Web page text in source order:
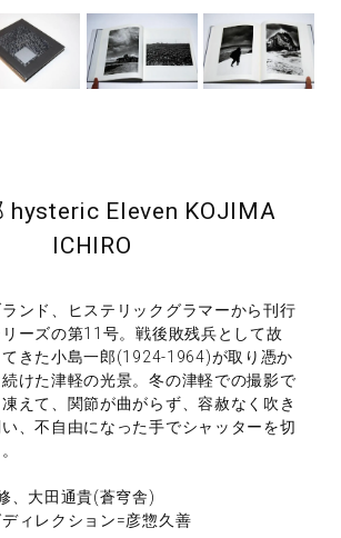
hysteric Eleven KOJIMA
ICHIRO
ンド、ヒステリックグラマーから刊行
ーズの第11号。戦後敗残兵として故
きた小島一郎(1924-1964)が取り憑か
けた津軽の光景。冬の津軽での撮影で
えて、関節が曲がらず、容赦なく吹き
、不自由になった手でシャッターを切
、大田通貴(蒼穹舎)
ィレクション=彦惣久善